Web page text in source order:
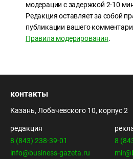
модерации с задержкой 2-10
Редакция оставляет за собой
публикации вашего
Правила модерирования.
контакты
Казань, Лобачевского 10, корпус 2
редакция
8 (843) 238-39-01
info@business-gazeta.ru
8